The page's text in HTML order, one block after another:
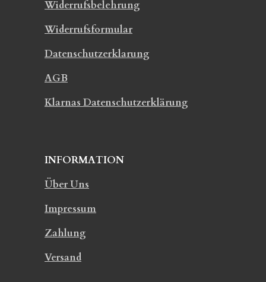
Widerrufsbelehrung
Widerrufsformular
Datenschutzerklarung
AGB
Klarnas Datenschutzerklärung
INFORMATION
Über Uns
Impressum
Zahlung
Versand